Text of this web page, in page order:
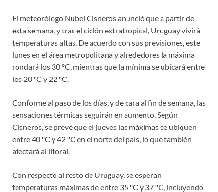
El meteorólogo Nubel Cisneros anunció que a partir de
esta semana, y tras el ciclón extratropical, Uruguay vivirá
temperaturas altas. De acuerdo con sus previsiones, este
lunes en el área metropolitana y alrededores la máxima
rondará los 30 ºC, mientras que la mínima se ubicará entre
los 20 ºC y 22 ºC.
Conforme al paso de los días, y de cara al fin de semana, las
sensaciones térmicas seguirán en aumento. Según
Cisneros, se prevé que el jueves las máximas se ubiquen
entre 40 ºC y 42 ºC en el norte del país, lo que también
afectará al litoral.
Con respecto al resto de Uruguay, se esperan
temperaturas máximas de entre 35 ºC y 37 ºC, incluyendo